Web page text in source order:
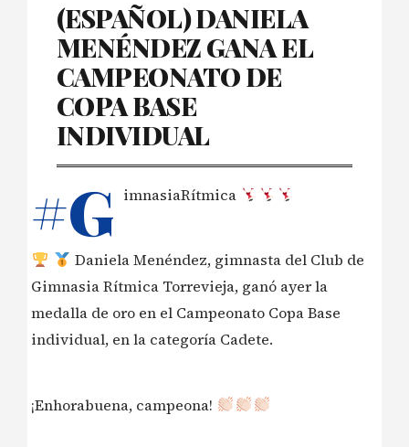
(ESPAÑOL) DANIELA
MENÉNDEZ GANA EL
CAMPEONATO DE
COPA BASE
INDIVIDUAL
#G imnasiaRítmica
Daniela Menéndez, gimnasta del Club de
Gimnasia Rítmica Torrevieja, ganó ayer la
medalla de oro en el Campeonato Copa Base
individual, en la categoría Cadete.
¡Enhorabuena, campeona!